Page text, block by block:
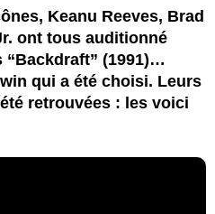
Keanu Reeves, Brad
ont tous auditionné
“Backdraft” (1991)…
qui a été choisi. Leurs
retrouvées : les voici